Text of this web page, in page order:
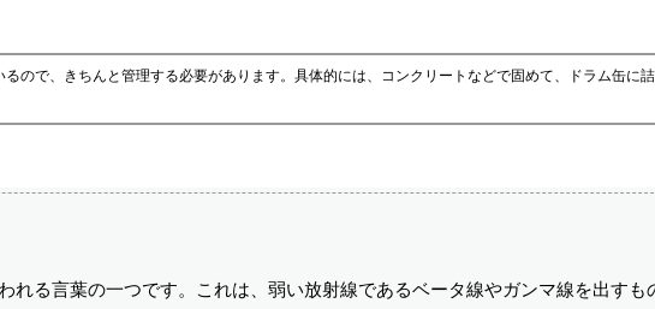
ので、きちんと管理する必要があります。具体的には、コンクリートなどで固めて、ドラム缶に
れる言葉の一つです。これは、弱い放射線であるベータ線やガンマ線を出すも